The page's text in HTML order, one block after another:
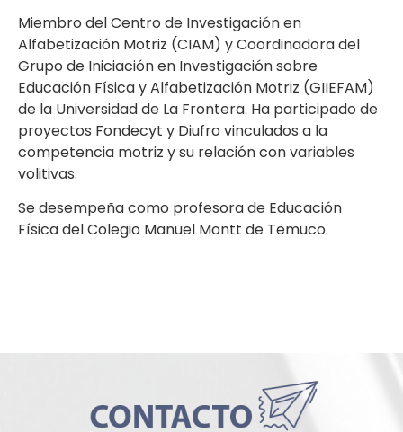
Miembro del Centro de Investigación en
Alfabetización Motriz (CIAM) y Coordinadora del
Grupo de Iniciación en Investigación sobre
Educación Física y Alfabetización Motriz (GIIEFAM)
de la Universidad de La Frontera. Ha participado de
proyectos Fondecyt y Diufro vinculados a la
competencia motriz y su relación con variables
volitivas.
Se desempeña como profesora de Educación
Física del Colegio Manuel Montt de Temuco.